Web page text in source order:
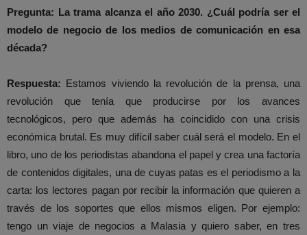
Pregunta: La trama alcanza el año 2030. ¿Cuál podría ser el
modelo de negocio de los medios de comunicación en esa
década?
Respuesta: Estamos viviendo la revolución de la prensa, una
revolución que tenía que producirse por los avances
tecnológicos, pero que además ha coincidido con una crisis
económica brutal. Es muy difícil saber cuál será el modelo. En el
libro, uno de los periodistas abandona el papel y crea una factoría
de contenidos digitales, una de cuyas patas es el periodismo a la
carta: los lectores pagan por recibir la información que quieren a
través de los soportes que ellos mismos eligen. Por ejemplo:
tengo un viaje de negocios a Malasia y quiero saber, en tres